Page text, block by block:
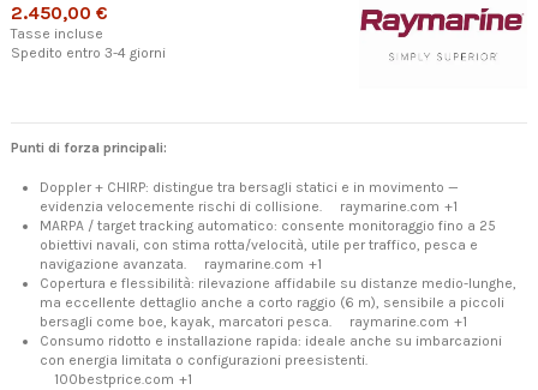
2.450,00 €
Tasse incluse
Spedito entro 3-4 giorni
Punti di forza principali:
Doppler + CHIRP: distingue tra bersagli statici e in movimento —
evidenzia velocemente rischi di collisione.
raymarine.com +1
MARPA / target tracking automatico: consente monitoraggio fino a 25
obiettivi navali, con stima rotta/velocità, utile per traffico, pesca e
navigazione avanzata.
raymarine.com +1
Copertura e flessibilità: rilevazione affidabile su distanze medio-lunghe,
ma eccellente dettaglio anche a corto raggio (6 m), sensibile a piccoli
bersagli come boe, kayak, marcatori pesca.
raymarine.com +1
Consumo ridotto e installazione rapida: ideale anche su imbarcazioni
con energia limitata o configurazioni preesistenti.
100bestprice.com +1